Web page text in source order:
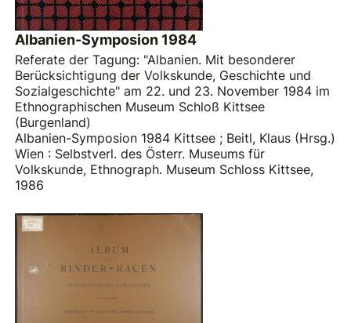
Albanien-Symposion 1984
Referate der Tagung: "Albanien. Mit besonderer
Berücksichtigung der Volkskunde, Geschichte und
Sozialgeschichte" am 22. und 23. November 1984 im
Ethnographischen Museum Schloß Kittsee
(Burgenland)
Albanien-Symposion 1984 Kittsee ; Beitl, Klaus (Hrsg.)
Wien : Selbstverl. des Österr. Museums für
Volkskunde, Ethnograph. Museum Schloss Kittsee,
1986